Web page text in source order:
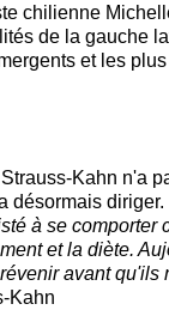
chilienne
de la gauche
et les
Kahn n'a
désormais diriger.
à se
et la diète.
avant
Kahn